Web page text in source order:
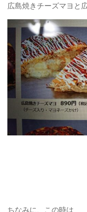
広島焼きチーズマヨと
ちなみに、この時は